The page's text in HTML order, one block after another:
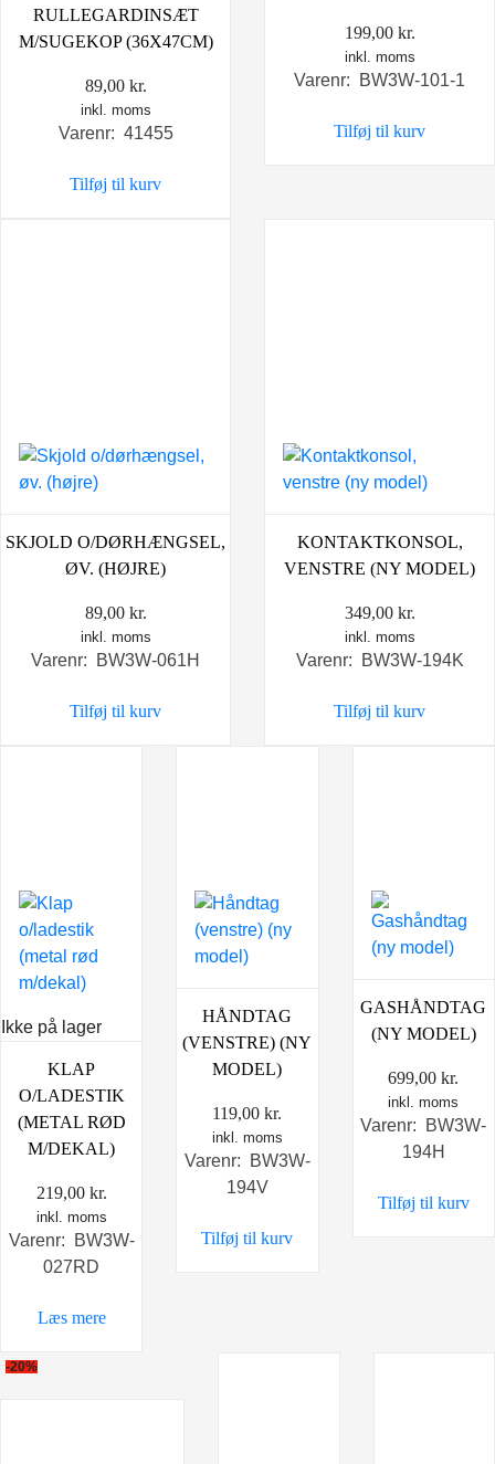
RULLEGARDINSÆT
M/SUGEKOP (36X47CM)
89,00 kr.
inkl. moms
Varenr: 41455
Tilføj til kurv
199,00 kr.
inkl. moms
Varenr: BW3W-101-1
Tilføj til kurv
SKJOLD O/DØRHÆNGSEL,
ØV. (HØJRE)
89,00 kr.
inkl. moms
Varenr: BW3W-061H
Tilføj til kurv
KONTAKTKONSOL,
VENSTRE (NY MODEL)
349,00 kr.
inkl. moms
Varenr: BW3W-194K
Tilføj til kurv
Ikke på lager
KLAP
O/LADESTIK
(METAL RØD
M/DEKAL)
219,00 kr.
inkl. moms
Varenr: BW3W-
027RD
Læs mere
HÅNDTAG
(VENSTRE) (NY
MODEL)
119,00kr.
inkl. moms
Varenr: BW3W-
194V
Tilføj til kurv
GASHÅNDTAG
(NY MODEL)
699,00kr.
inkl. moms
Varenr: BW3W-
194H
Tilføj til kurv
-20%